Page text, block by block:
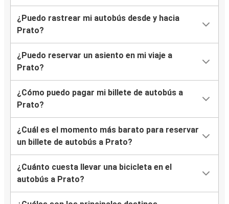
¿Puedo rastrear mi autobús desde y hacia
Prato?
¿Puedo reservar un asiento en mi viaje a
Prato?
¿Cómo puedo pagar mi billete de autobús a
Prato?
¿Cuál es el momento más barato para reservar
un billete de autobús a Prato?
¿Cuánto cuesta llevar una bicicleta en el
autobús a Prato?